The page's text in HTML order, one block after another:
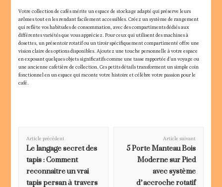
Votre collection de cafés mérite un espace de stockage adapté qui préserve leurs
arômes tout en les rendant facilement accessibles. Créez un système de rangement
qui reflète vos habitudes de consommation, avec des compartiments dédiés aux
différentes variétés que vous appréciez. Pour ceux qui utilisent des machines à
dosettes, un présentoir rotatif ou un tiroir spécifiquement compartimenté offre une
vision claire des options disponibles. Ajoutez une touche personnelle à votre espace
en exposant quelques objets significatifs comme une tasse rapportée d’un voyage ou
une ancienne cafetière de collection. Ces petits détails transforment un simple coin
fonctionnel en un espace qui raconte votre histoire et célèbre votre passion pour le
café.
d'article
Article précédent
Le langage secret des
tapis : Comment
reconnaitre un vrai
tapis persan à travers
Article suivant
5 Porte Manteau Bois
Moderne sur Pied
avec système
d’accroche rotatif